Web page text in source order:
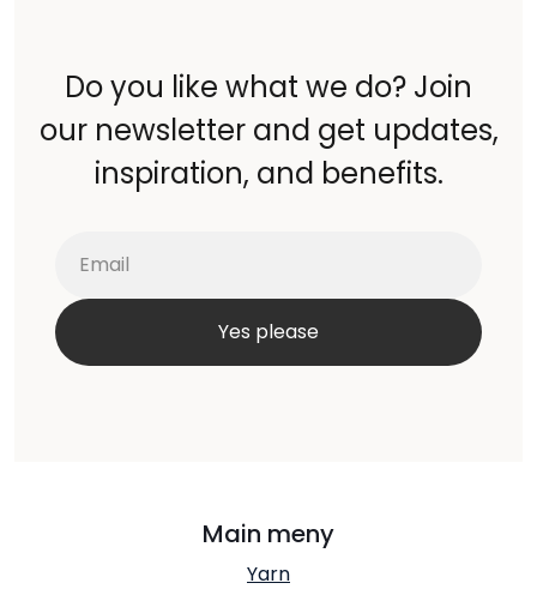
Do you like what we do? Join
our newsletter and get updates,
inspiration, and benefits.
Main meny
Yarn